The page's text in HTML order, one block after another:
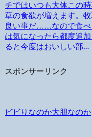
チではいつも大体この
草の食欲が増えます。
良い事だ……なので食べ
は気になったら都度追
ると今度はおいしい部...
スポンサーリンク
ビビりなのか大胆なのか